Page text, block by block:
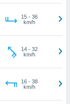
15- 36
km/h
14- 32
km/h
16- 38
km/h